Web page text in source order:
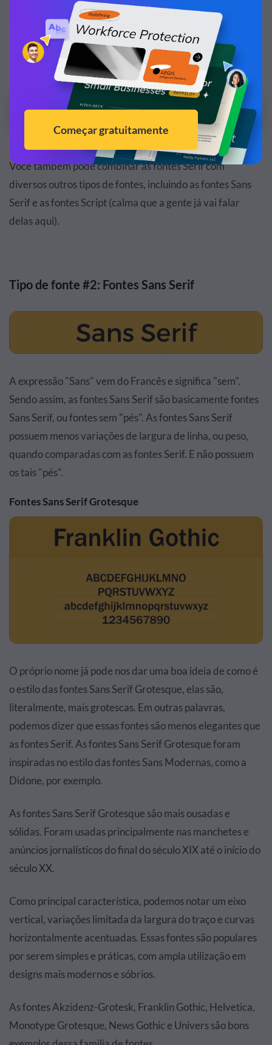
Personalize esse modelo e deixe ele com a sua
cara!
Editar e Baixar
Você também pode combinar as fontes Serif com
diversos outros tipos de fontes, incluindo as fontes Sans
Serif e as fontes Script (calma que a gente já vai falar
delas aqui).
Tipo de fonte #2: Fontes Sans Serif
A expressão "Sans" vem do Francês e significa "sem".
Sendo assim, as fontes Sans Serif são basicamente fontes
Sans Serif, ou fontes sem "pés". As fontes Sans Serif
possuem menos variações de largura de linha, ou peso,
quando comparadas com as fontes Serif. E não possuem
os tais "pés".
Fontes Sans Serif Grotesque
O próprio nome já pode nos dar uma boa ideia de como é
o estilo das fontes Sans Serif Grotesque, elas são,
literalmente, mais grotescas. Em outras palavras,
podemos dizer que essas fontes são menos elegantes que
as fontes Serif. As fontes Sans Serif Grotesque foram
inspiradas no estilo das fontes Sans Modernas, como a
Didone, por exemplo.
As fontes Sans Serif Grotesque são mais ousadas e
sólidas. Foram usadas principalmente nas manchetes e
anúncios jornalísticos do final do século XIX até o início do
século XX.
Como principal característica, podemos notar um eixo
vertical, variações limitada da largura do traço e curvas
horizontalmente acentuadas. Essas fontes são populares
por serem simples e práticas, com ampla utilização em
designs mais modernos e sóbrios.
As fontes Akzidenz-Grotesk, Franklin Gothic, Helvetica,
Monotype Grotesque, News Gothic e Univers são bons